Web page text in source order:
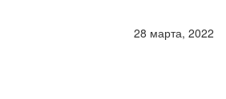
28 марта, 2022